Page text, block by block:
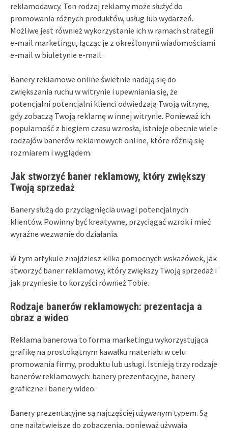
reklamodawcy. Ten rodzaj reklamy może służyć do
promowania różnych produktów, usług lub wydarzeń.
Możliwe jest również wykorzystanie ich w ramach strategii
e-mail marketingu, łącząc je z określonymi wiadomościami
e-mail w biuletynie e-mail.
Banery reklamowe online świetnie nadają się do
zwiększania ruchu w witrynie i upewniania się, że
potencjalni potencjalni klienci odwiedzają Twoją witrynę,
gdy zobaczą Twoją reklamę w innej witrynie. Ponieważ ich
popularność z biegiem czasu wzrosła, istnieje obecnie wiele
rodzajów banerów reklamowych online, które różnią się
rozmiarem i wyglądem.
Jak stworzyć baner reklamowy, który zwiększy
Twoją sprzedaż
Banery służą do przyciągnięcia uwagi potencjalnych
klientów. Powinny być kreatywne, przyciągać wzrok i mieć
wyraźne wezwanie do działania.
W tym artykule znajdziesz kilka pomocnych wskazówek, jak
stworzyć baner reklamowy, który zwiększy Twoją sprzedaż i
jak przyniesie to korzyści również Tobie.
Rodzaje banerów reklamowych: prezentacja a
obraz a wideo
Reklama banerowa to forma marketingu wykorzystująca
grafikę na prostokątnym kawałku materiału w celu
promowania firmy, produktu lub usługi. Istnieją trzy rodzaje
banerów reklamowych: banery prezentacyjne, banery
graficzne i banery wideo.
Banery prezentacyjne są najczęściej używanym typem. Są
one najłatwiejsze do zobaczenia, ponieważ używają